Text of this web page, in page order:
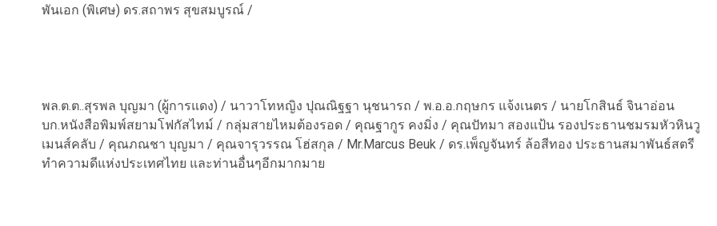
พันเอก (พิเศษ) ดร.สถาพร สุขสมบูรณ์ /
พล.ต.ต..สุรพล บุญมา (ผู้การแดง) / นาวาโทหญิง ปุณณิฐฐา นุชนารถ / พ.อ.อ.กฤษกร แจ้งเนตร / นายโกสินธ์ จินาอ่อน
บก.หนังสือพิมพ์สยามโฟกัสไทม์ / กลุ่มสายไหมต้องรอด / คุณฐากูร คงมิ่ง / คุณปัทมา สองแป้น รองประธานชมรมหัวหินวู
เมนส์คลับ / คุณภณชา บุญมา / คุณจารุวรรณ โฮ่สกุล / Mr.Marcus Beuk / ดร.เพ็ญจันทร์ ล้อสีทอง ประธานสมาพันธ์สตรี
ทำความดีแห่งประเทศไทย และท่านอื่นๆอีกมากมาย